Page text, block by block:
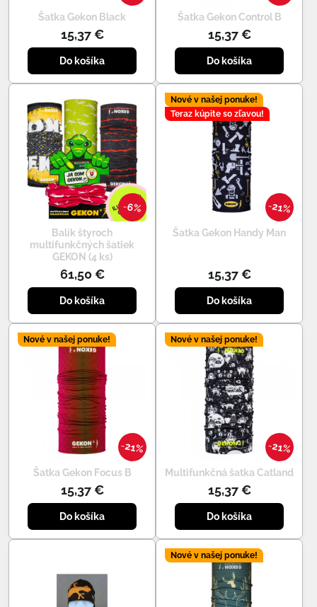
Šatka Gekon Black
15,37 €
Do košíka
Šatka Gekon Control B
15,37 €
Do košíka
6%
Balík štyroch
multifunkčných šatiek
GEKON (4 ks)
61,50 €
Do košíka
21%
Nové v našej ponuke!
Teraz kúpite so zľavou!
Šatka Gekon Handy Man
15,37 €
Do košíka
21%
Nové v našej ponuke!
Šatka Gekon Focus B
15,37 €
Do košíka
21%
Nové v našej ponuke!
Multifunkčná šatka Catland
15,37 €
Do košíka
Nové v našej ponuke!